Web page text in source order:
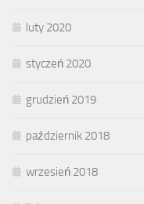
luty 2020
styczeń 2020
grudzień 2019
październik 2018
wrzesień 2018